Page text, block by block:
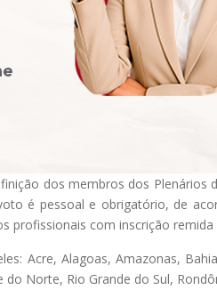
dos membros dos Plenários
é pessoal e obrigatório, de
profissionais com inscrição
Acre, Alagoas, Amazonas,
Norte, Rio Grande do Sul,